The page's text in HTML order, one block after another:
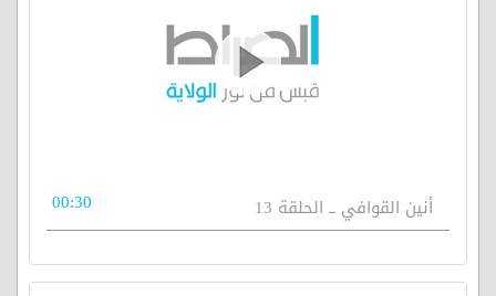
أنين القوافي ــ الحلقة 13 00:30